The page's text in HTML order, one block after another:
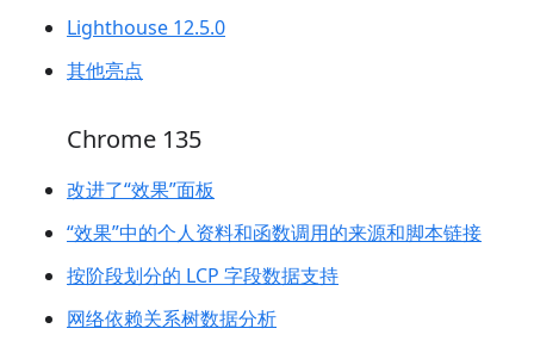
Lighthouse 12.5.0
其他亮点
Chrome 135
改进了“效果”面板
“效果”中的个人资料和函数调用的来源和脚本链接
按阶段划分的 LCP 字段数据支持
网络依赖关系树数据分析